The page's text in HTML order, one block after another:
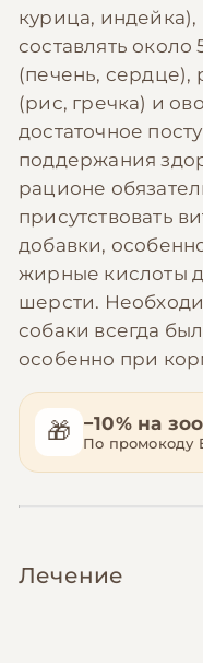
курица,
составлять около
(печень, сердце),
(рис, гречка) и
достаточное
поддержания
рационе
присутствовать
добавки,
жирные кислоты
шерсти.
собаки всегда
особенно при
🎁 −10% на
По промокоду
Лечение